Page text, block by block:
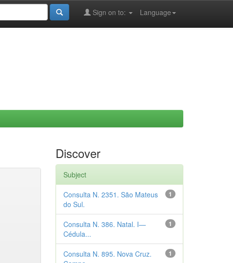
Language
Sign on to:
Discover
Subject
1
Consulta N. 2351. São Mateus
do Sul.
1
Consulta N. 386. Natal. I—
Cédula...
1
Consulta N. 895. Nova Cruz.